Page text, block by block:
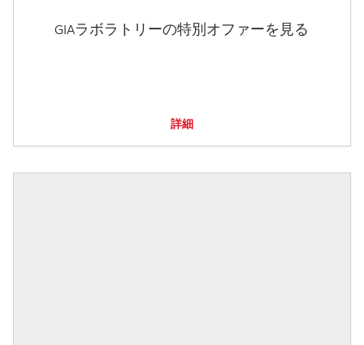
GIAラボラトリーの特別オファーを見る
詳細